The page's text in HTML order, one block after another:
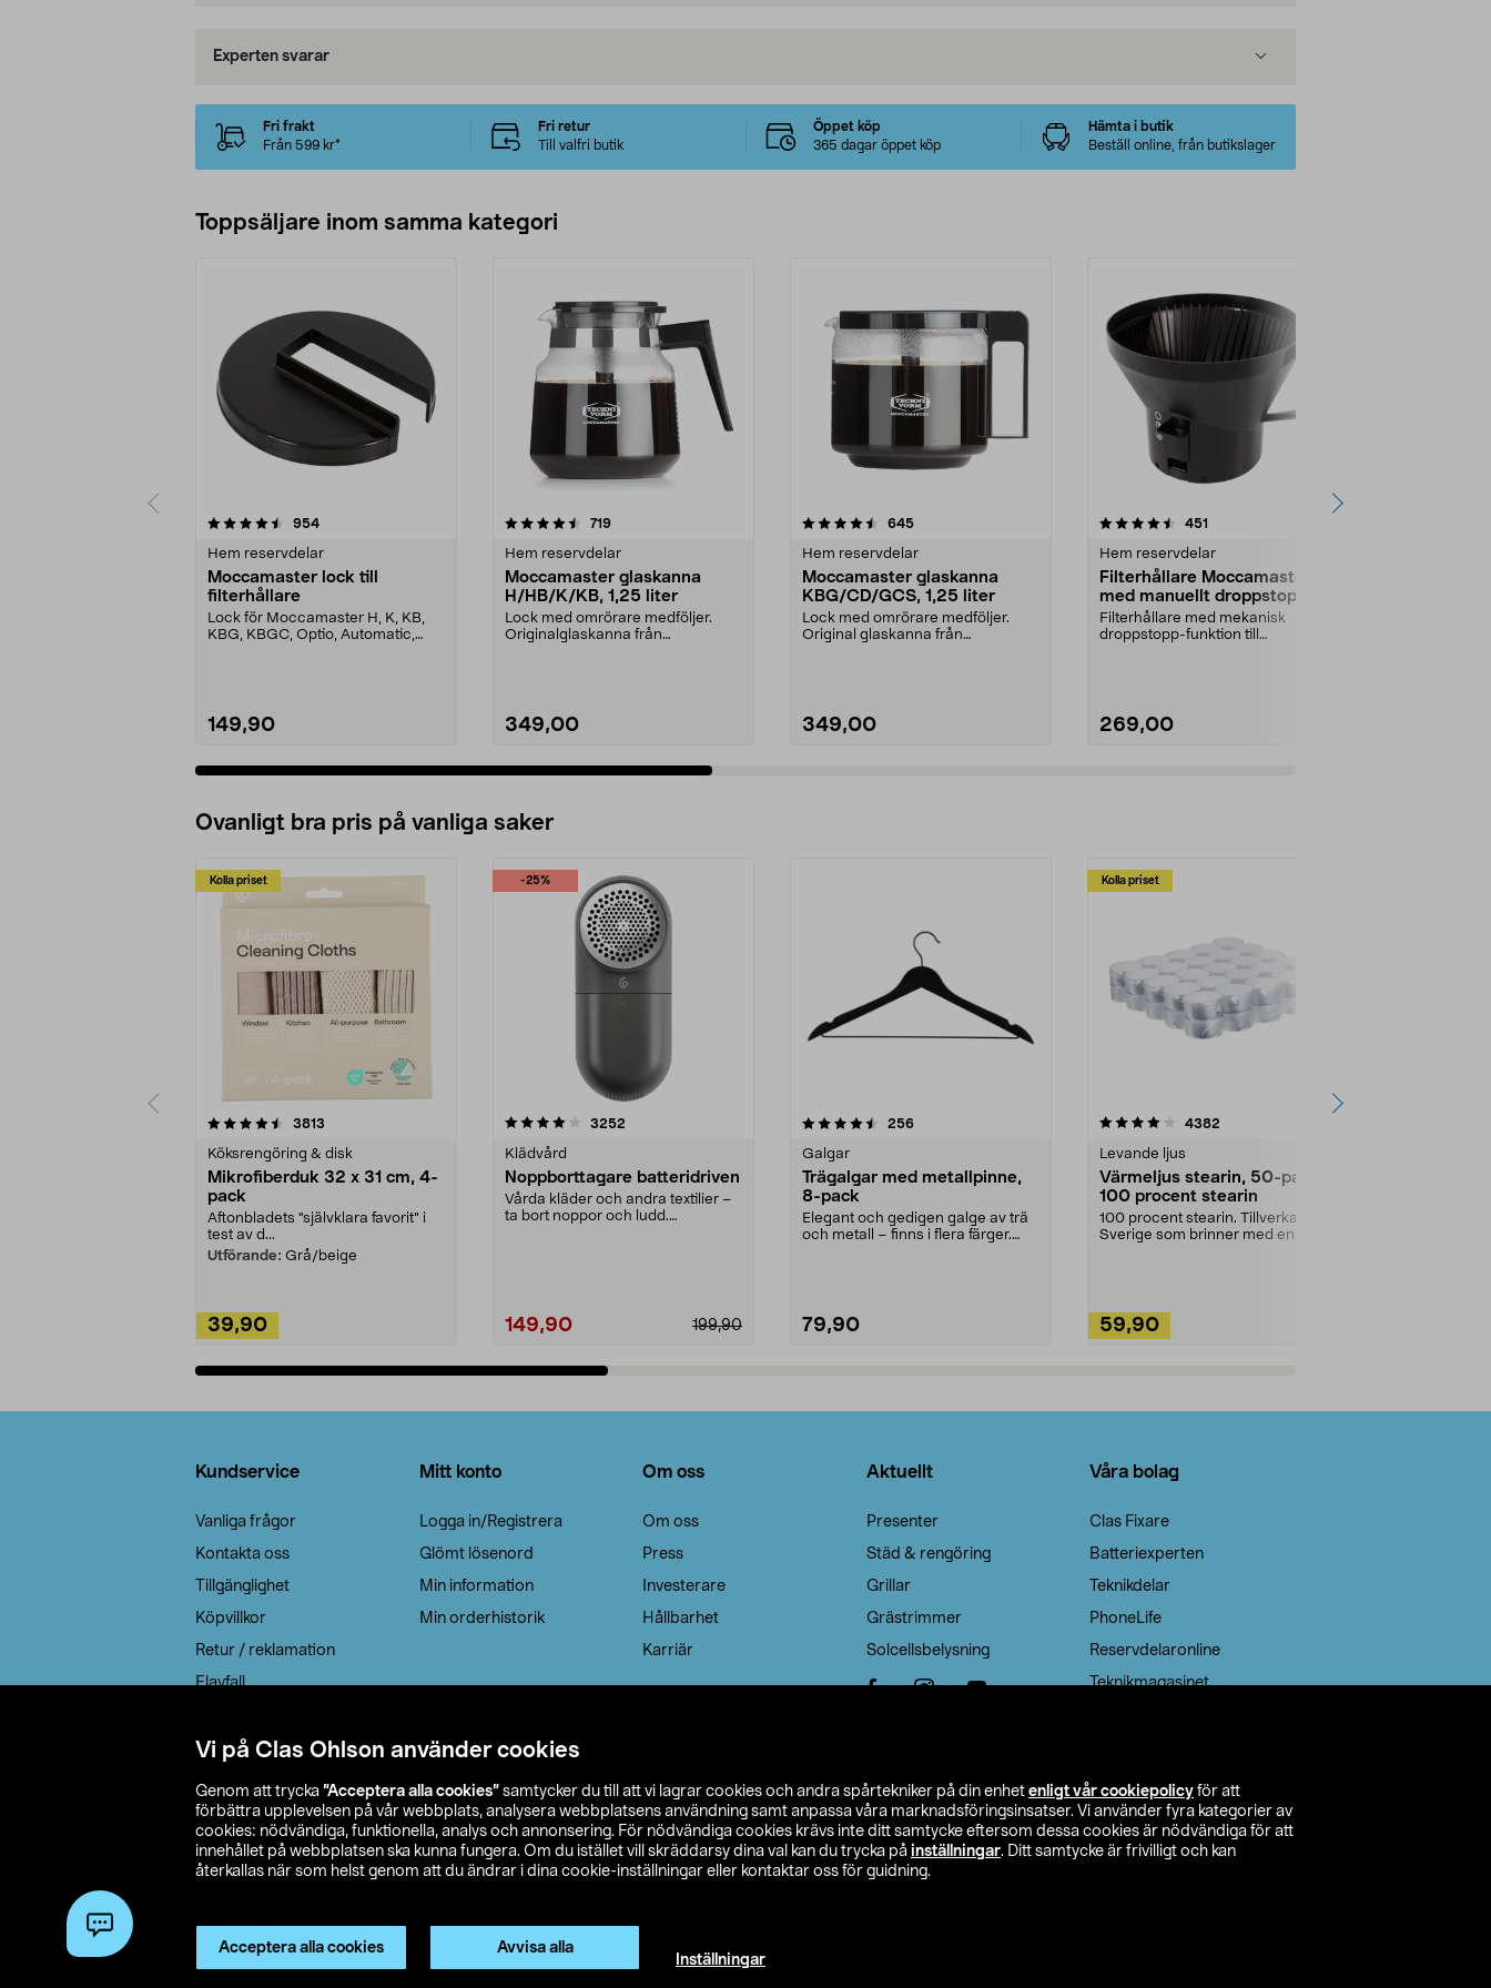
Vi på Clas Ohlson använder cookies
Genom att trycka ”Acceptera alla cookies” samtycker du till att vi lagrar cookies och andra spårtekniker på din enhet enligt vår cookiepolicy för att
förbättra upplevelsen på vår webbplats, analysera webbplatsens användning samt anpassa våra marknadsföringsinsatser. Vi använder fyra kategorier av
cookies: nödvändiga, funktionella, analys och annonsering. För nödvändiga cookies krävs inte ditt samtycke eftersom dessa cookies är nödvändiga för att
innehållet på webbplatsen ska kunna fungera. Om du istället vill skräddarsy dina val kan du trycka på inställningar. Ditt samtycke är frivilligt och kan
återkallas när som helst genom att du ändrar i dina cookie-inställningar eller kontaktar oss för guidning.
Acceptera alla cookies Avvisa alla
Inställningar
Experten svarar
Fri frakt
Från 599 kr*
Fri retur
Till valfri butik
Öppet köp
365 dagar öppet köp
Hämta i butik
Beställ online, från butikslager
Toppsäljare inom samma kategori
954recensioner
Hem reservdelar
Moccamaster lock till
filterhållare
Lock för Moccamaster H, K, KB,
KBG, KBGC, Optio, Automatic,
149,90
4.5 av 5 stjärnor 719recensioner
Hem reservdelar
Moccamaster glaskanna
H/HB/K/KB, 1,25 liter
Lock med omrörare medföljer.
Originalglaskanna från
349,00
4.5 av 5 stjärnor 645recensioner
Hem reservdelar
Moccamaster glaskanna
KBG/CD/GCS, 1,25 liter
Lock med omrörare medföljer.
Original glaskanna från
349,00
4.5 av 5 stjärnor 451
Hem reservdelar
Filterhållare Moccamaster
med manuellt droppstopp
Filterhållare med mekanisk
droppstopp-funktion till
269,00
4.5 av 5 stjärnor
Ovanligt bra pris på vanliga saker
Kolla priset
3813
Köksrengöring & disk
Mikrofiberduk 32 x 31 cm, 4-
pack
Aftonbladets "självklara favorit” i
test av d...
Utförande: Grå/beige
39,90
-25%
4.0av 5 stjärnor 3252
Klädvård
Noppborttagare batteridriven
Vårda kläder och andra textilier –
ta bort noppor och ludd.
199,90
149,90
4.5av 5 stjärnor 256recensioner
Galgar
Trägalgar med metallpinne,
8-pack
Elegant och gedigen galge av trä
och metall – finns i flera färger.
79,90
Kolla priset
4.0av 5 stjärnor 4382
Levande ljus
Värmeljus stearin, 50-pack,
100 procent stearin
100 procent stearin. Tillverkade i
Sverige som brinner med en
59,90
4.5av 5 stjärnor
Kundservice
Vanliga frågor
Kontakta oss
Tillgänglighet
Köpvillkor
Retur / reklamation
Elavfall
Leveransalternativ
Mitt konto
Logga in/Registrera
Glömt lösenord
Min information
Min orderhistorik
Om oss
Om oss
Press
Investerare
Hållbarhet
Karriär
Aktuellt
Presenter
Städ & rengöring
Grillar
Grästrimmer
Solcellsbelysning
Våra bolag
Clas Fixare
Batteriexperten
Teknikdelar
PhoneLife
Reservdelaronline
Teknikmagasinet